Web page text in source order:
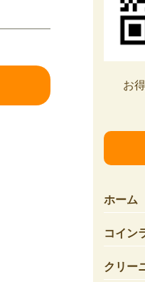
お
ホーム
コイン
クリー